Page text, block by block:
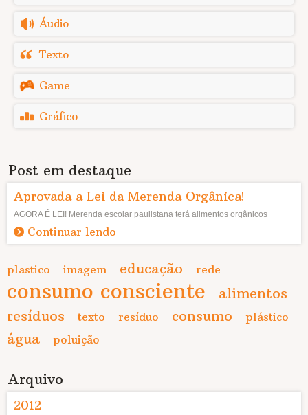
Áudio
Texto
Game
Gráfico
Post em destaque
Aprovada a Lei da Merenda Orgânica!
AGORA É LEI! Merenda escolar paulistana terá alimentos orgânicos
Continuar lendo
plastico imagem educação rede
consumo consciente
alimentos
resíduos
texto resíduo consumo plástico
água poluição
Arquivo
2012